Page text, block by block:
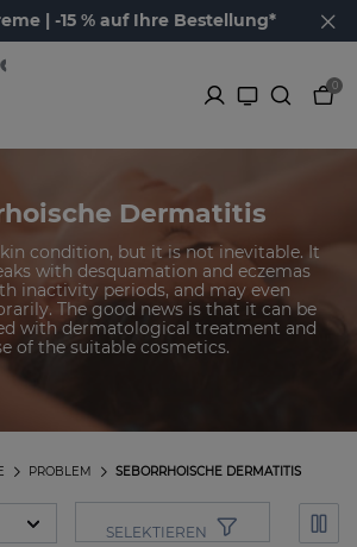
| -15 % auf Ihre Bestellung*
0
Dermatitis
condition, but it is not inevitable. It
with desquamation and eczemas
inactivity periods, and may even
The good news is that it can be
with dermatological treatment and
of the suitable cosmetics.
SEBORRHOISCHE DERMATITIS
PROBLEM
SELEKTIEREN